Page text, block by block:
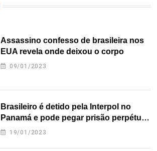
Assassino confesso de brasileira nos
EUA revela onde deixou o corpo
09/01/2023
Brasileiro é detido pela Interpol no
Panamá e pode pegar prisão perpétua
nos EUA
19/01/2023